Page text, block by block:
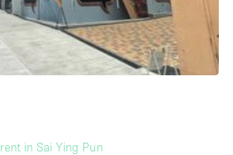
in Sai Ying Pun